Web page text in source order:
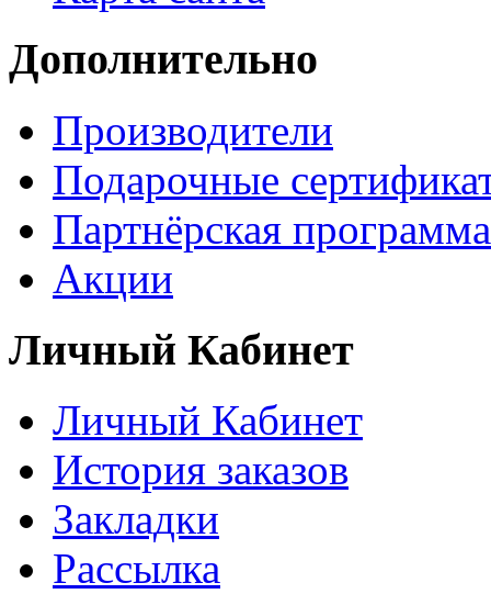
Дополнительно
Производители
Подарочные
Партнёрская программа
Акции
Личный Кабинет
Личный Кабинет
История заказов
Закладки
Рассылка